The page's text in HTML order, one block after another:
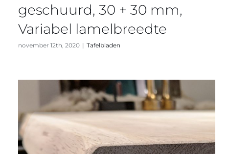
geschuurd, 30 + 30 mm,
Variabel lamelbreedte
november 12th, 2020 | Tafelbladen